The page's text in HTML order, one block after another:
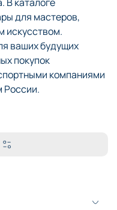
для мастеров,
искусством.
ваших будущих
покупок
компаниями
России.